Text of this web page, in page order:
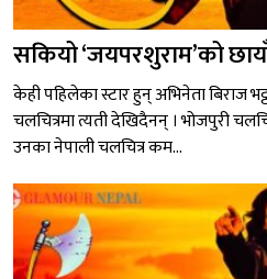
सकियो ‘जयपरशुराम’को
केही पहिलेका स्टार हुन् अभिनेता बिराज
चलचित्रमा त्यती देखिदैनन् । भोजपुरी
उनका नेपाली चलचित्र कम...